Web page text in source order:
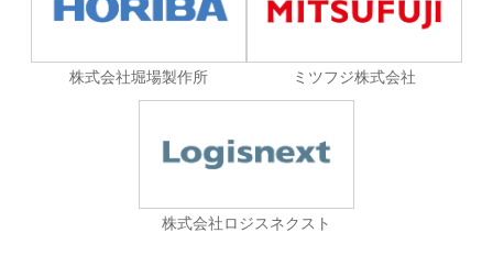
株式会社堀場製作所 ミツフジ株式会社
株式会社ロジスネクスト